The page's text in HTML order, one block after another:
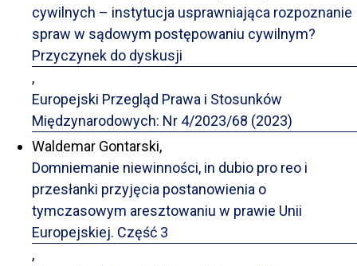
cywilnych – instytucja usprawniająca rozpoznanie
spraw w sądowym postępowaniu cywilnym?
Przyczynek do dyskusji
,
Europejski Przegląd Prawa i Stosunków
Międzynarodowych: Nr 4/2023/68 (2023)
Waldemar Gontarski,
Domniemanie niewinności, in dubio pro reo i
przesłanki przyjęcia postanowienia o
tymczasowym aresztowaniu w prawie Unii
Europejskiej. Część 3
,